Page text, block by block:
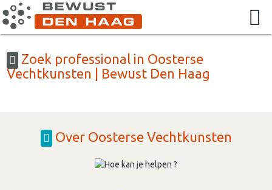
Zoek professional in Oosterse
Vechtkunsten | Bewust Den Haag
Over Oosterse Vechtkunsten